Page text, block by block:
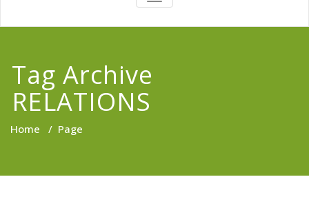
NAVIGATION
Tag Archive
RELATIONS
Home / Page